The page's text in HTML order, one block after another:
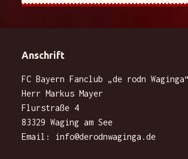
Anschrift
FC Bayern Fanclub „de rodn Waginga“
Herr Markus Mayer
Flurstraße 4
83329 Waging am See
Email:
info@derodnwaginga.de